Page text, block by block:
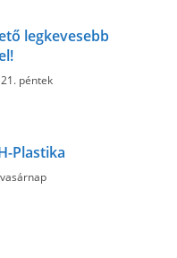
legkevesebb
péntek
Plastika